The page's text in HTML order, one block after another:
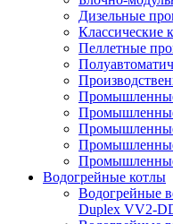
Дизельные
Классические
Пеллетные
Промышленные
Водогрейные котлы
Водогрейные
Duplex VV2-